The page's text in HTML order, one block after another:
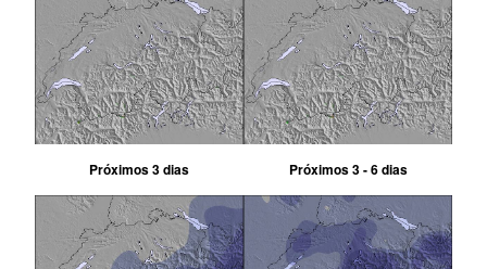
Próximos 3 dias Próximos 3 - 6 dias